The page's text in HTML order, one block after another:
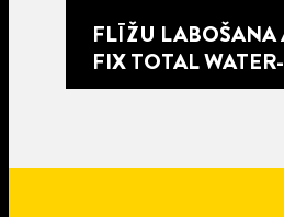
FLĪŽU
FIX TOTAL